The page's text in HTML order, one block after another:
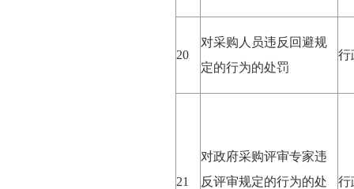
20
对采购人员违反回避规
定的行为的处罚
行
21
对政府采购评审专家违
反评审规定的行为的处
行